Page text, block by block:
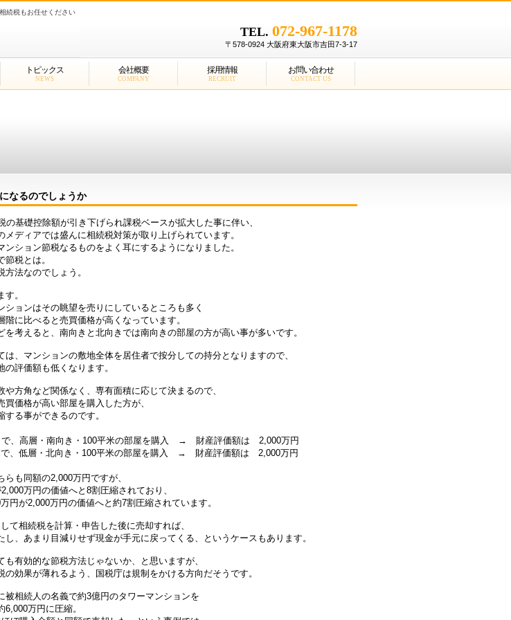
続税もお任せください
TEL. 072-967-1178
〒578-0924 大阪府東大阪市吉田7-3-17
なるのでしょうか
の基礎控除額が引き下げられ課税ベースが拡大した事に伴い、
メディアでは盛んに相続税対策が取り上げられています。
ンション節税なるものをよく耳にするようになりました。
税とは。
法なのでしょう。
。
ションはその眺望を売りにしているところも多く
階に比べると売買価格が高くなっています。
を考えると、南向きと北向きでは南向きの部屋の方が高い事が多いです。
は、マンションの敷地全体を居住者で按分しての持分となりますので、
の評価額も低くなります。
や方角など関係なく、専有面積に応じて決まるので、
買価格が高い部屋を購入した方が、
る事ができるのです。
、高層・南向き・100平米の部屋を購入 → 財産評価額は 2,000万円
で、低層・北向き・100平米の部屋を購入 → 財産評価額は 2,000万円
も同額の2,000万円ですが、
万円の価値へと8割圧縮されており、
円が2,000万円の価値へと約7割圧縮されています。
て相続税を計算・申告した後に売却すれば、
し、あまり目減りせず現金が手元に戻ってくる、というケースもあります。
も有効的な節税方法じゃないか、と思いますが、
の効果が薄れるよう、国税庁は規制をかける方向だそうです。
被相続人の名義で約3億円のタワーマンションを
万円に圧縮。
トピックス
NEWS
会社概要
COMPANY
採用情報
RECRUIT
お問い合わせ
CONTACT US